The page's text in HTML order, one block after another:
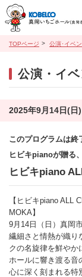
TOPページ 公演･イベ
公演・イ
2025年9月14日(日)
このプログラムは終
ヒビキpianoが贈る
ヒビキpiano
【ヒビキpiano ALL
MOKA】
9月14日（日）真岡
繊細さと情熱が織り
クの名旋律を鮮やか
ホールに響き渡る音
心に深く刻まれる特